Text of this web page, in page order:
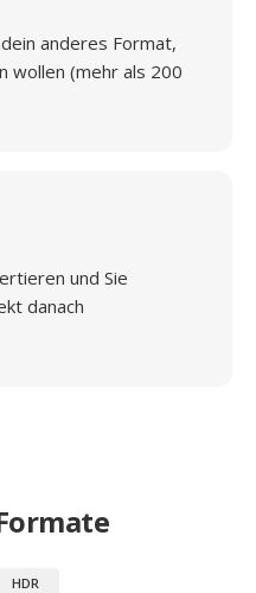
anderes Format,
wollen (mehr als 200
und Sie
danach
HDR